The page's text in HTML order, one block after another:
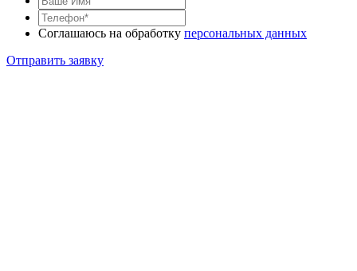
Соглашаюсь на обработку персональных данных
Отправить заявку